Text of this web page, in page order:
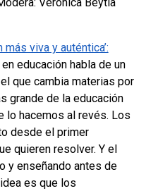
viva y auténtica’:
educación habla de un
que cambia materias por
grande de la educación
lo hacemos al revés. Los
desde el primer
quieren resolver. Y el
y enseñando antes de
es que los